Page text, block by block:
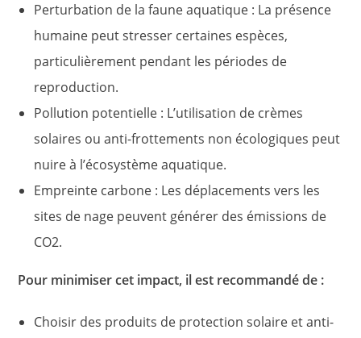
Perturbation de la faune aquatique : La présence
humaine peut stresser certaines espèces,
particulièrement pendant les périodes de
reproduction.
Pollution potentielle : L’utilisation de crèmes
solaires ou anti-frottements non écologiques peut
nuire à l’écosystème aquatique.
Empreinte carbone : Les déplacements vers les
sites de nage peuvent générer des émissions de
CO2.
Pour minimiser cet impact, il est recommandé de :
Choisir des produits de protection solaire et anti-